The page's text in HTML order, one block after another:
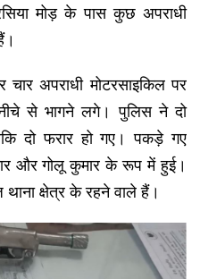
मोड़ के पास कुछ अपराधी
अपराधी मोटरसाइकिल पर
से भागने लगे। पुलिस ने दो
दो फरार हो गए। पकड़े गए
और गोलू कुमार के रूप में हुई।
थाना क्षेत्र के रहने वाले हैं।